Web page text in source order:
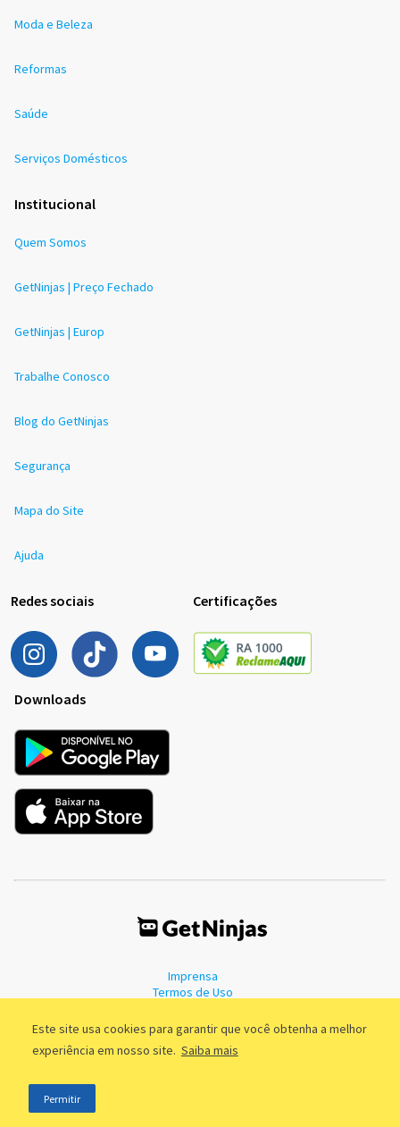
Este site usa cookies para garantir que você obtenha a melhor
experiência em nosso site. Saiba mais
Permitir
Moda e Beleza
Reformas
Saúde
Serviços Domésticos
Institucional
Quem Somos
GetNinjas | Preço Fechado
GetNinjas | Europ
Trabalhe Conosco
Blog do GetNinjas
Segurança
Mapa do Site
Ajuda
Redes sociais Certificações
Downloads
Imprensa
Termos de Uso
©2011 - 2026, GetNinjas LTDA. CNPJ 55.744.877/0001-89 - Rua Dr.
Fernandes Coelho, 85 - 3º andar - São Paulo/SP - Brasil